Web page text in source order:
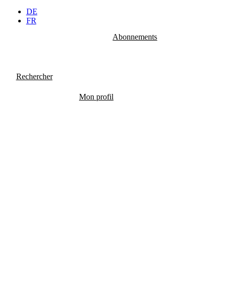
DE
FR
Abonnements
Rechercher
Mon profil